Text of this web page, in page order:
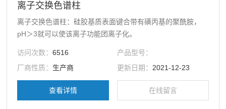
离子交换色谱柱
离子交换色谱柱：硅胶基质表面键合带有磺丙基的聚酰胺，
pH＞3就可以使该离子功能团离子化。
访问次数：6516
产品型号：
厂商性质： 生产商 更新日期： 2021-12-23
查看详情 在线留言